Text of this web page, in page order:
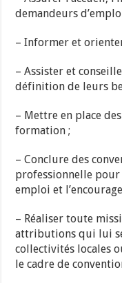
demandeurs
– Informer et
– Assister et
définition de leurs
– Mettre en place
formation ;
– Conclure des
professionnelle pour
emploi et
– Réaliser toute
attributions qui lui
collectivités locales
le cadre de